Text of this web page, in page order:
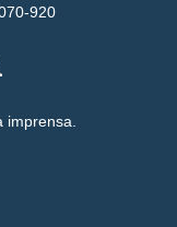
920
imprensa.